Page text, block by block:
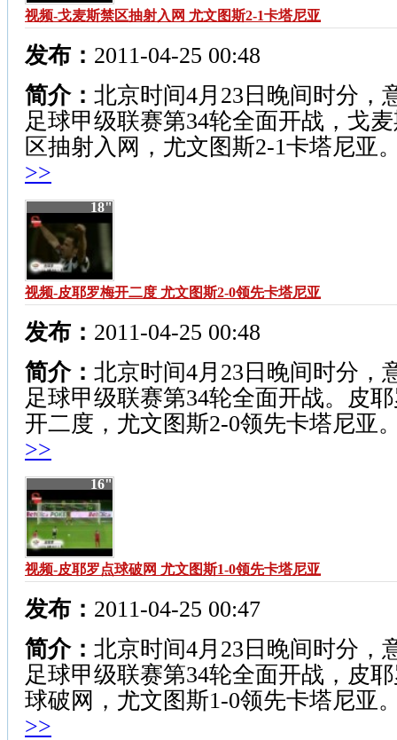
视频-戈麦斯禁区抽射入网 尤文图斯2-1卡塔尼亚
发布： 2011-04-25 00:48
简介： 北京时间4月23日晚间时分，
足球甲级联赛第34轮全面开战，戈
区抽射入网，尤文图斯2-1卡塔尼亚
>>
18"
视频-皮耶罗梅开二度 尤文图斯2-0领先卡塔尼亚
发布： 2011-04-25 00:48
简介： 北京时间4月23日晚间时分，
足球甲级联赛第34轮全面开战。皮
开二度，尤文图斯2-0领先卡塔尼亚
>>
16"
视频-皮耶罗点球破网 尤文图斯1-0领先卡塔尼亚
发布： 2011-04-25 00:47
简介： 北京时间4月23日晚间时分，
足球甲级联赛第34轮全面开战，皮
球破网，尤文图斯1-0领先卡塔尼亚
>>